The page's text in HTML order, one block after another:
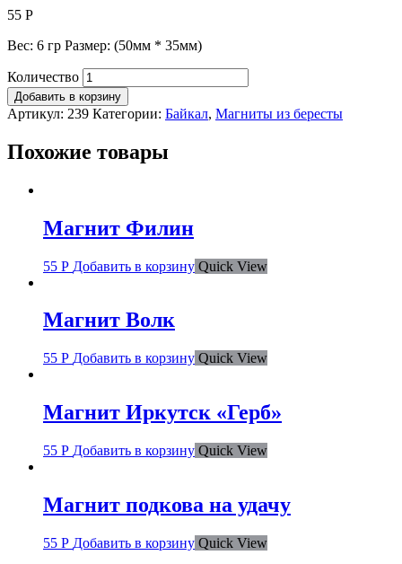
55 Р
Вес: 6 гр Размер: (50мм * 35мм)
Количество
Добавить в корзину
Артикул: 239 Категории: Байкал, Магниты из бересты
Похожие товары
Магнит Филин
55 Р Добавить в корзину Quick View
Магнит Волк
55 Р Добавить в корзину Quick View
Магнит Иркутск «Герб»
55 Р Добавить в корзину Quick View
Магнит подкова на удачу
55 Р Добавить в корзину Quick View